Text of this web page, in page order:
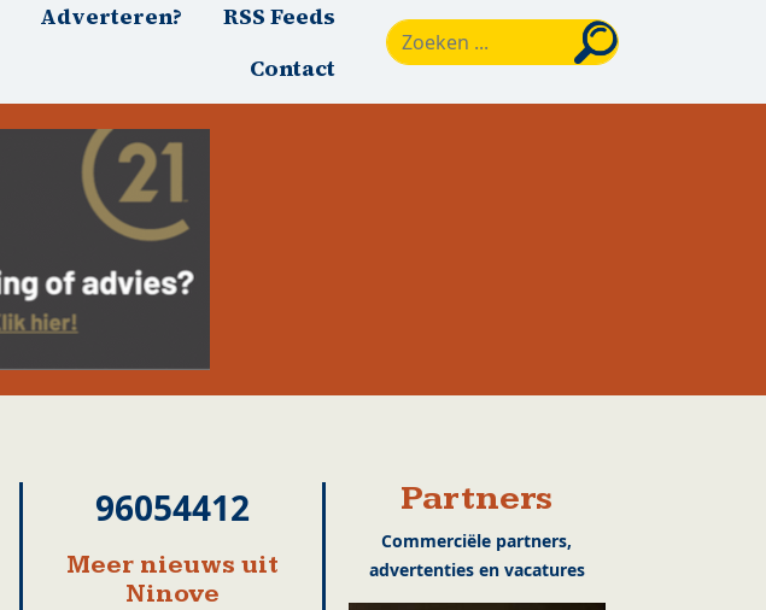
Adverteren?
RSS Feeds
Contact
96054412
Meer nieuws uit
Ninove
Partners
Commerciële partners,
advertenties en vacatures